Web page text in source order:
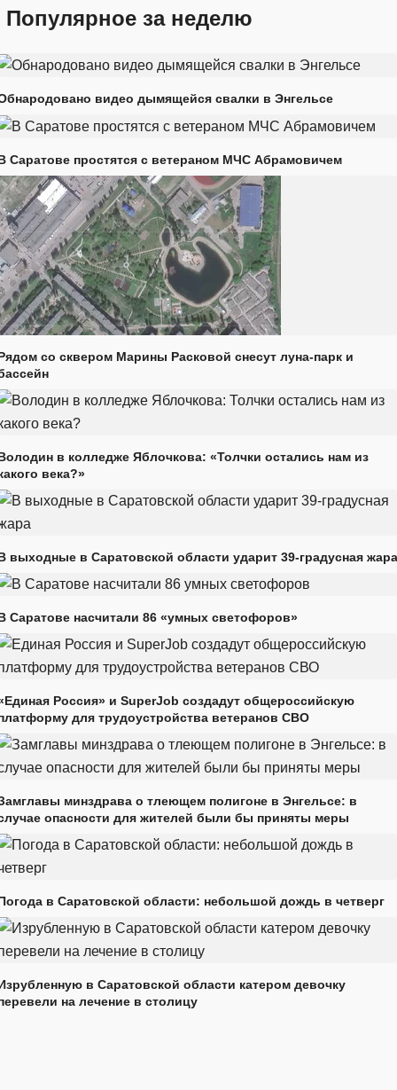
Популярное за неделю
видео дымящейся свалки в Энгельсе
Саратове простятся с ветераном МЧС Абрамовичем
со сквером Марины Расковой снесут луна-парк и
в колледже Яблочкова: «Толчки остались нам из
века?»
выходные в Саратовской области ударит 39-градусная жара
Саратове насчитали 86 «умных светофоров»
Россия» и SuperJob создадут общероссийскую
для трудоустройства ветеранов СВО
минздрава о тлеющем полигоне в Энгельсе: в
опасности для жителей были бы приняты меры
в Саратовской области: небольшой дождь в четверг
в Саратовской области катером девочку
на лечение в столицу